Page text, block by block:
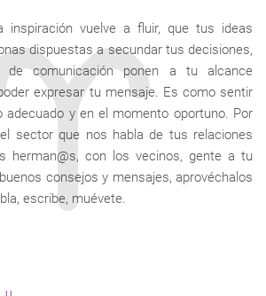
vuelve a fluir, que tus ideas
dispuestas a secundar tus decisiones,
comunicación ponen a tu alcance
expresar tu mensaje. Es como sentir
y en el momento oportuno. Por
sector que nos habla de tus relaciones
herman@s, con los vecinos, gente a tu
consejos y mensajes, aprovéchalos
escribe, muévete.